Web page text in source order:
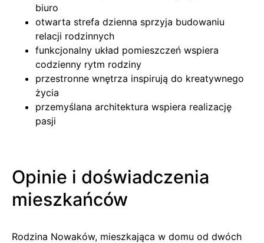
biuro
otwarta strefa dzienna sprzyja budowaniu
relacji rodzinnych
funkcjonalny układ pomieszczeń wspiera
codzienny rytm rodziny
przestronne wnętrza inspirują do kreatywnego
życia
przemyślana architektura wspiera realizację
pasji
Opinie i doświadczenia
mieszkańców
Rodzina Nowaków, mieszkająca w domu od dwóch